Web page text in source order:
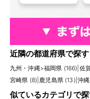
近隣の都道府県で探す
九州・沖縄>福岡県 (166) 佐
宮崎県 (8) 鹿児島県 (13) 沖
似ているカテゴリで